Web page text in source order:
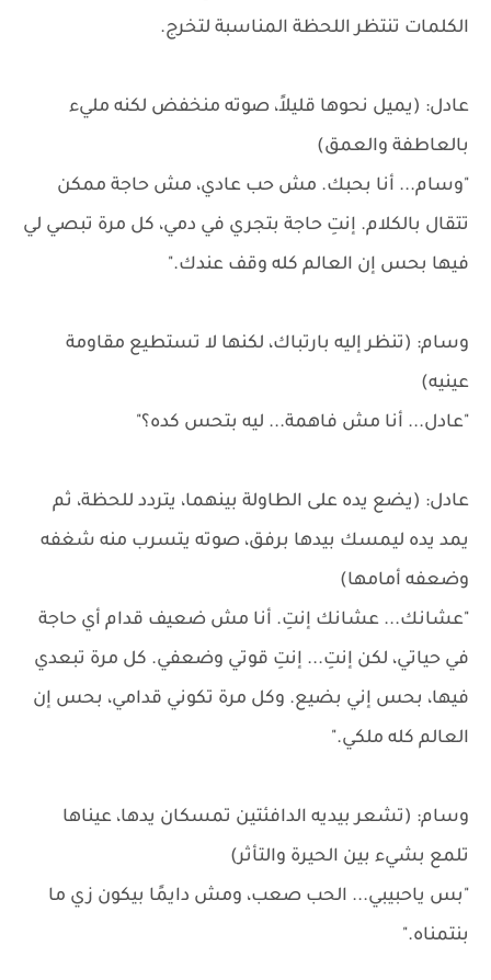
الكلمات تنتظر اللحظة المناسبة لتخرج.
عادل: (يميل نحوها قليلاً، صوته منخفض لكنه مليء
بالعاطفة والعمق)
"وسام... أنا بحبك. مش حب عادي، مش حاجة ممكن
تتقال بالكلام. إنتِ حاجة بتجري في دمي، كل مرة تبصي لي
فيها بحس إن العالم كله وقف عندك."
وسام: (تنظر إليه بارتباك، لكنها لا تستطيع مقاومة
عينيه)
"عادل... أنا مش فاهمة... ليه بتحس كده؟"
عادل: (يضع يده على الطاولة بينهما، يتردد للحظة، ثم
يمد يده ليمسك بيدها برفق، صوته يتسرب منه شغفه
وضعفه أمامها)
"عشانك... عشانك إنتِ. أنا مش ضعيف قدام أي حاجة
في حياتي، لكن إنتِ... إنتِ قوتي وضعفي. كل مرة تبعدي
فيها، بحس إني بضيع. وكل مرة تكوني قدامي، بحس إن
العالم كله ملكي."
وسام: (تشعر بيديه الدافئتين تمسكان يدها، عيناها
تلمع بشيء بين الحيرة والتأثر)
"بس ياحبيبي... الحب صعب، ومش دايمًا بيكون زي ما
بنتمناه."